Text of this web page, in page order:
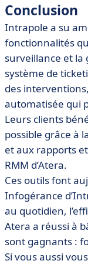
Conclusion
Intrapole a su
fonctionnalités
surveillance et la
système de
des
automatisée qui
Leurs clients
possible grâce à
et aux rapports
RMM d’Atera.
Ces outils font
Infogérance
au quotidien,
Atera a réussi à
sont gagnants :
Si vous aussi